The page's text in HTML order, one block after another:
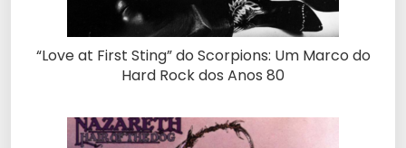
“Love at First Sting” do Scorpions: Um Marco do
Hard Rock dos Anos 80